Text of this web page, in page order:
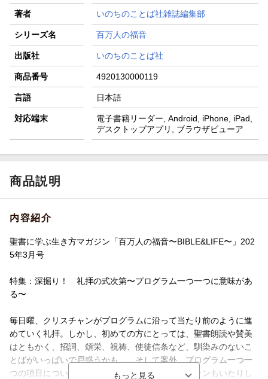
著者 いのちのことば社雑誌編集部
シリーズ名 百万人の福音
出版社 いのちのことば社
商品番号 4920130000119
言語 日本語
対応端末
電子書籍リーダー, Android, iPhone, iPad,
デスクトップアプリ, ブラウザビューア
商品説明
内容紹介
聖書に学ぶ生き方マガジン「百万人の福音〜BIBLE&LIFE〜」202
5年3月号
特集：深掘り！ 礼拝の式次第〜プログラム一つ一つに意味があ
る〜
毎日曜、クリスチャンがプログラムに沿って当たり前のように進
めていく礼拝。しかし、初めての方にとっては、聖書朗読や賛美
はともかく、招詞、頌栄、祝祷、使徒信条など、馴染みのないこ
とばがいっぱいで戸惑うかも…。そして案外、プログラム一つ一
つの項目について深く考えたことのないクリスチャンもいたりし